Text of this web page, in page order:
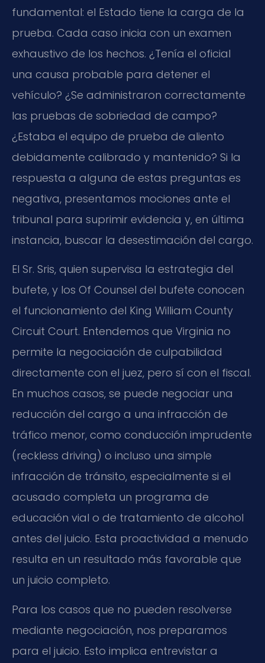
fundamental: el Estado tiene la carga de la
prueba. Cada caso inicia con un examen
exhaustivo de los hechos. ¿Tenía el oficial
una causa probable para detener el
vehículo? ¿Se administraron correctamente
las pruebas de sobriedad de campo?
¿Estaba el equipo de prueba de aliento
debidamente calibrado y mantenido? Si la
respuesta a alguna de estas preguntas es
negativa, presentamos mociones ante el
tribunal para suprimir evidencia y, en última
instancia, buscar la desestimación del cargo.
El Sr. Sris, quien supervisa la estrategia del
bufete, y los Of Counsel del bufete conocen
el funcionamiento del King William County
Circuit Court. Entendemos que Virginia no
permite la negociación de culpabilidad
directamente con el juez, pero sí con el fiscal.
En muchos casos, se puede negociar una
reducción del cargo a una infracción de
tráfico menor, como conducción imprudente
(reckless driving) o incluso una simple
infracción de tránsito, especialmente si el
acusado completa un programa de
educación vial o de tratamiento de alcohol
antes del juicio. Esta proactividad a menudo
resulta en un resultado más favorable que
un juicio completo.
Para los casos que no pueden resolverse
mediante negociación, nos preparamos
para el juicio. Esto implica entrevistar a